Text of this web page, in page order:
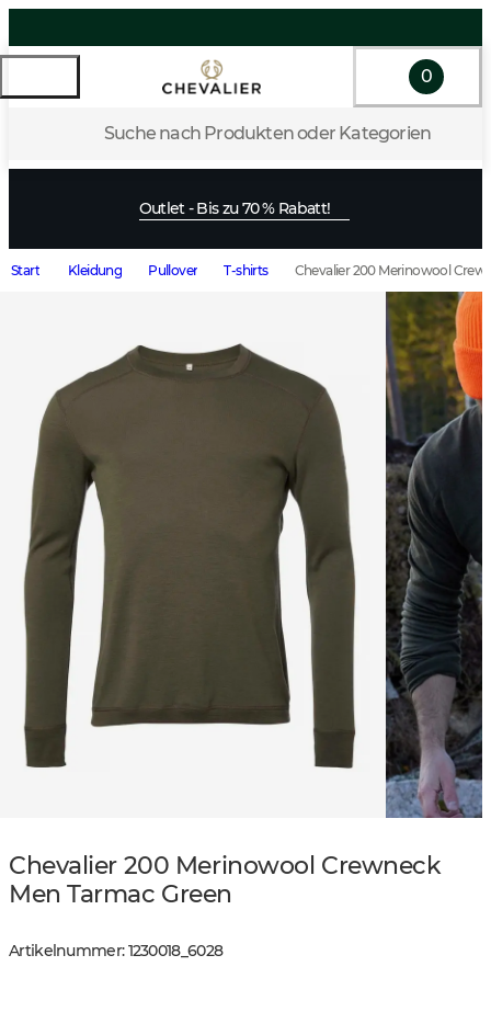
Suche nach Produkten oder Kategorien
0
Outlet - Bis zu 70 % Rabatt!
Start Kleidung Pullover T-shirts Chevalier 200 Merinowool
Chevalier 200 Merinowool Crewneck
Men Tarmac Green
Artikelnummer:1230018_ 6028